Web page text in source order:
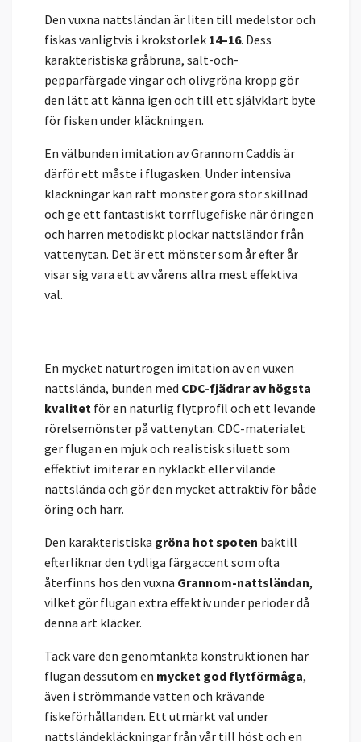
Den vuxna nattsländan är liten till medelstor och
fiskas vanligtvis i krokstorlek 14–16. Dess
karakteristiska gråbruna, salt-och-
pepparfärgade vingar och olivgröna kropp gör
den lätt att känna igen och till ett självklart byte
för fisken under kläckningen.
En välbunden imitation av Grannom Caddis är
därför ett måste i flugasken. Under intensiva
kläckningar kan rätt mönster göra stor skillnad
och ge ett fantastiskt torrflugefiske när öringen
och harren metodiskt plockar nattsländor från
vattenytan. Det är ett mönster som år efter år
visar sig vara ett av vårens allra mest effektiva
val.
En mycket naturtrogen imitation av en vuxen
nattslända, bunden med CDC-fjädrar av högsta
kvalitet för en naturlig flytprofil och ett levande
rörelsemönster på vattenytan. CDC-materialet
ger flugan en mjuk och realistisk siluett som
effektivt imiterar en nykläckt eller vilande
nattslända och gör den mycket attraktiv för både
öring och harr.
Den karakteristiska gröna hot spoten baktill
efterliknar den tydliga färgaccent som ofta
återfinns hos den vuxna Grannom-nattsländan,
vilket gör flugan extra effektiv under perioder då
denna art kläcker.
Tack vare den genomtänkta konstruktionen har
flugan dessutom en mycket god flytförmåga,
även i strömmande vatten och krävande
fiskeförhållanden. Ett utmärkt val under
nattsländekläckningar från vår till höst och en